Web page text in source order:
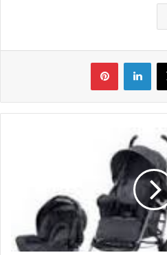
X لینکدین ‫پین‌ترست